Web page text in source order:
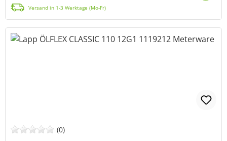
Versand in 1-3 Werktage (Mo-Fr)
(0)